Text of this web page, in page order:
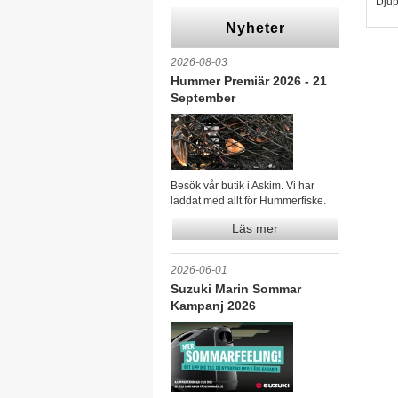
Nyheter
2026-08-03
Hummer Premiär 2026 - 21
September
Besök vår butik i Askim. Vi har
laddat med allt för Hummerfiske.
Läs mer
2026-06-01
Suzuki Marin Sommar
Kampanj 2026